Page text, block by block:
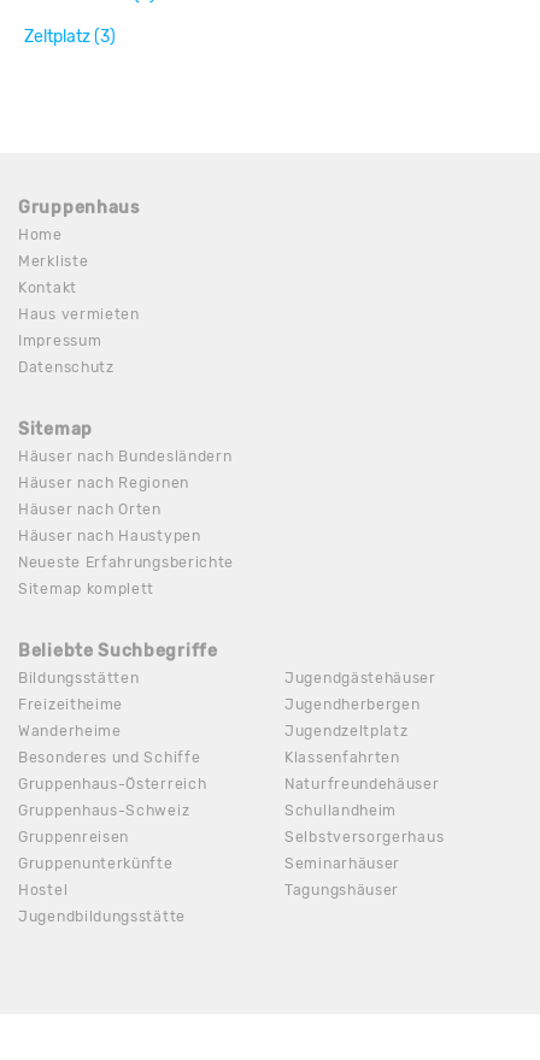
Zeltplatz (3)
Gruppenhaus
Home
Merkliste
Kontakt
Haus vermieten
Impressum
Datenschutz
Sitemap
Häuser nach Bundesländern
Häuser nach Regionen
Häuser nach Orten
Häuser nach Haustypen
Neueste Erfahrungsberichte
Sitemap komplett
Beliebte Suchbegriffe
Bildungsstätten
Freizeitheime
Wanderheime
Besonderes und Schiffe
Gruppenhaus-Österreich
Gruppenhaus-Schweiz
Gruppenreisen
Gruppenunterkünfte
Hostel
Jugendbildungsstätte
Jugendgästehäuser
Jugendherbergen
Jugendzeltplatz
Klassenfahrten
Naturfreundehäuser
Schullandheim
Selbstversorgerhaus
Seminarhäuser
Tagungshäuser